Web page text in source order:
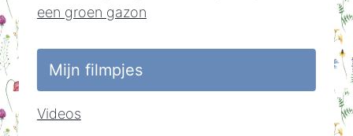
een groen gazon
Mijn filmpjes
Videos